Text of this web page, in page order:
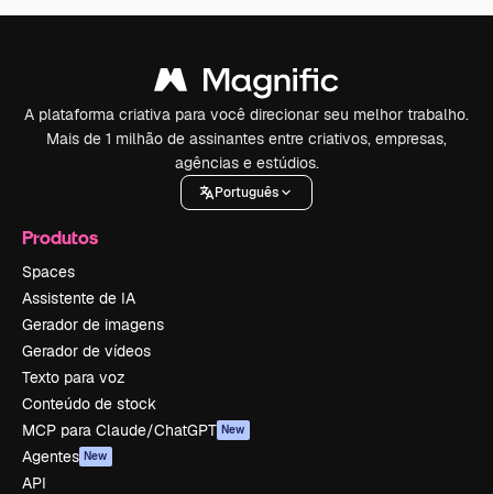
A plataforma criativa para você direcionar seu melhor trabalho.
Mais de 1 milhão de assinantes entre criativos, empresas,
agências e estúdios.
Português
Produtos
Spaces
Assistente de IA
Gerador de imagens
Gerador de vídeos
Texto para voz
Conteúdo de stock
MCP para Claude/ChatGPT New
Agentes New
API